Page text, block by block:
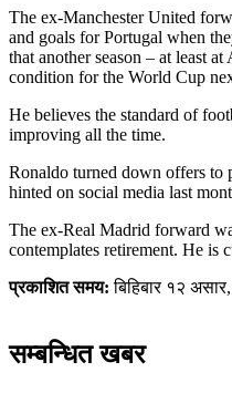
The ex-Manchester United
and goals for Portugal when
that another season – at least
condition for the World Cup
He believes the standard of
improving all the time.
Ronaldo turned down offers to
hinted on social media last
The ex-Real Madrid forward
contemplates retirement. He is
प्रकाशित समय: बिहिबार १२
सम्बन्धित खबर